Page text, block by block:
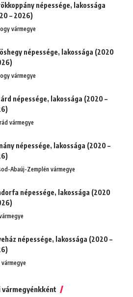
népessége, lakossága
– 2026)
vármegye
népessége, lakossága (2020
vármegye
népessége, lakossága (2020 –
vármegye
népessége, lakossága (2020 –
Abaúj-Zemplén vármegye
népessége, lakossága (2020
népessége, lakossága (2020 –
vármegye